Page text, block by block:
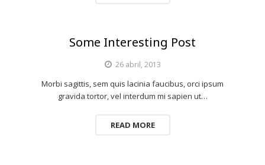
Some Interesting Post
26 abril, 2013
Morbi sagittis, sem quis lacinia faucibus, orci ipsum
gravida tortor, vel interdum mi sapien ut…
READ MORE